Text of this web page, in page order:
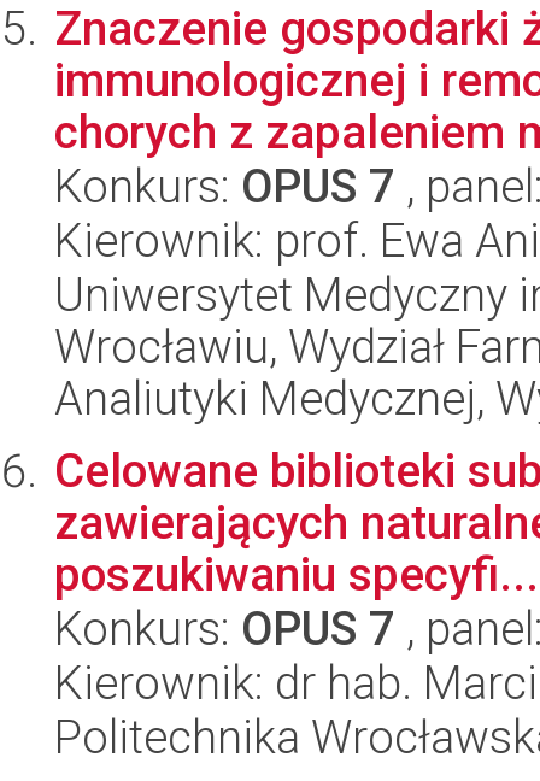
Znaczenie gospodarki
immunologicznej i
chorych z zapaleniem
Konkurs: OPUS 7 ,
Kierownik: prof. Ewa
Uniwersytet Medyczny
Wrocławiu, Wydział
Analiutyki Medycznej,
Celowane biblioteki
zawierających
poszukiwaniu specyfi...
Konkurs: OPUS 7 ,
Kierownik: dr hab.
Politechnika